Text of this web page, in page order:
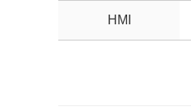
HMI